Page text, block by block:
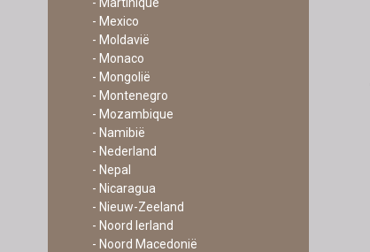
- Mexico
- Moldavië
- Monaco
- Mongolië
- Montenegro
- Mozambique
- Namibië
- Nederland
- Nepal
- Nicaragua
- Nieuw-Zeeland
- Noord Ierland
- Noord Macedonië